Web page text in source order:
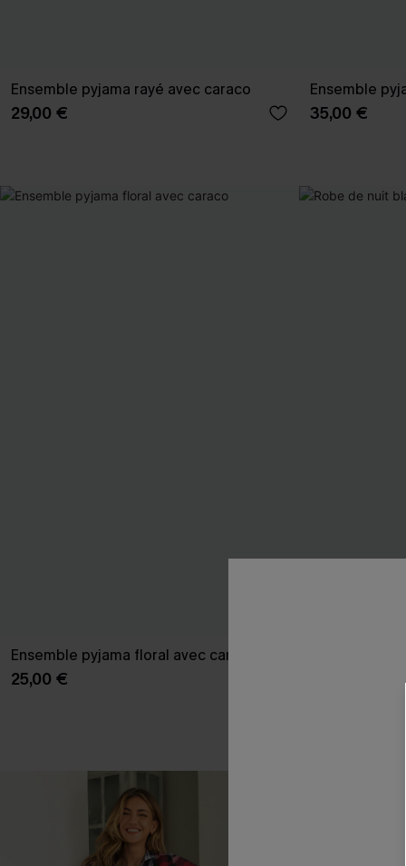
Ensemble pyjama rayé avec caraco
29,00 €
Ensemble
35,00 €
Ensemble pyjama floral avec caraco
25,00 €